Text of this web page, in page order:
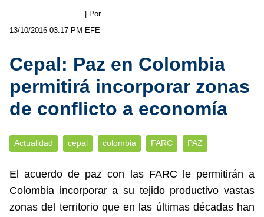
13/10/2016 03:17 PM
| Por
EFE
Cepal: Paz en Colombia
permitirá incorporar zonas
de conflicto a economía
Actualidad cepal colombia FARC PAZ
El acuerdo de paz con las FARC le permitirán a
Colombia incorporar a su tejido productivo vastas
zonas del territorio que en las últimas décadas han